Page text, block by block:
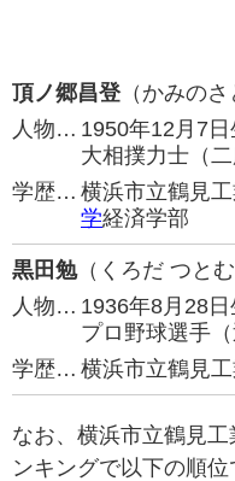
頂ノ郷昌登（かみのさ
人物… 1950年12月7日
大相撲力士（
学歴… 横浜市立鶴見
学経済学部
黒田勉（くろだ つとむ
人物… 1936年8月28日
プロ野球選手
学歴… 横浜市立鶴見
なお、横浜市立鶴見
ンキングで以下の順